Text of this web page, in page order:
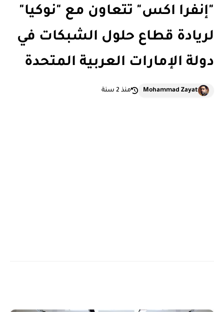
"إنفرا اكس" تتعاون مع "نوكيا"
لريادة قطاع حلول الشبكات في
دولة الإمارات العربية المتحدة
Mohammad Zayat منذ 2 سنة